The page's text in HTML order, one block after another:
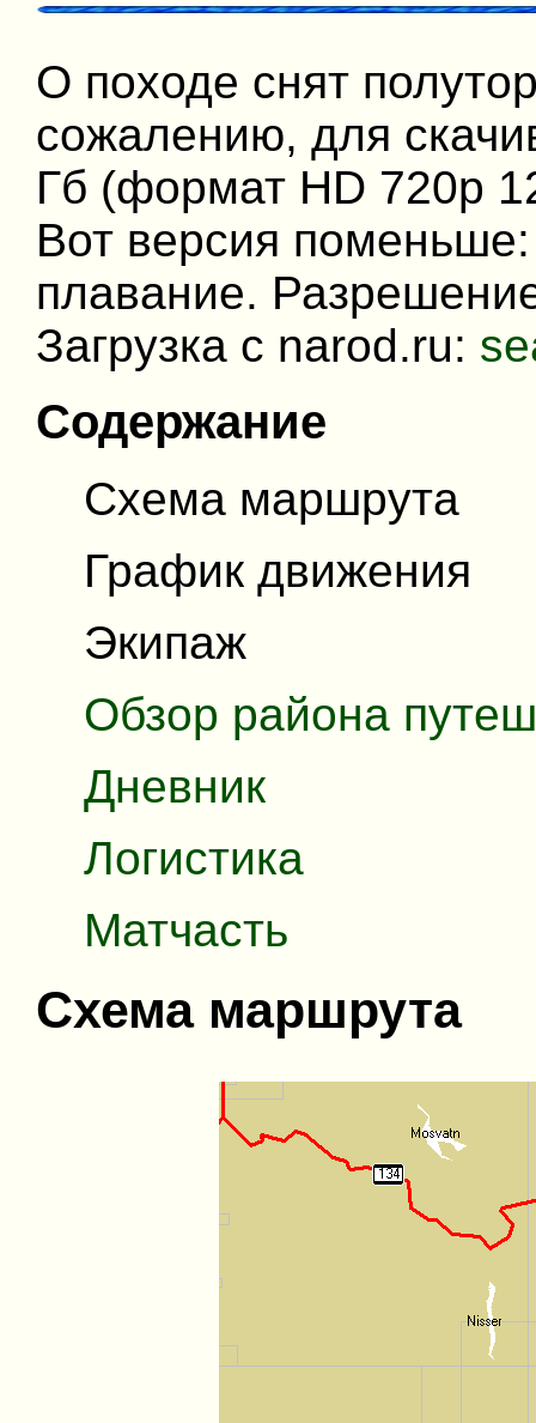
О походе снят
сожалению, для
Гб (формат HD 720p
Вот версия
плавание.
Загрузка с narod.ru:
Содержание
Схема маршрута
График движения
Экипаж
Обзор района
Дневник
Логистика
Матчасть
Схема маршрута